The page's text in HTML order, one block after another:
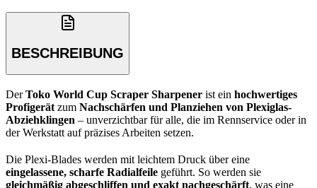
BESCHREIBUNG
DerToko World Cup Scraper Sharpener ist ein hochwertiges
Profigerät zum Nachschärfen und Planziehen von Plexiglas-
Abziehklingen – unverzichtbar für alle, die im Rennservice oder in
der Werkstatt auf präzises Arbeiten setzen.
Die Plexi-Blades werden mit leichtem Druck über eine
eingelassene, scharfe Radialfeile geführt. So werden sie
gleichmäßig abgeschliffen und exakt nachgeschärft, was eine